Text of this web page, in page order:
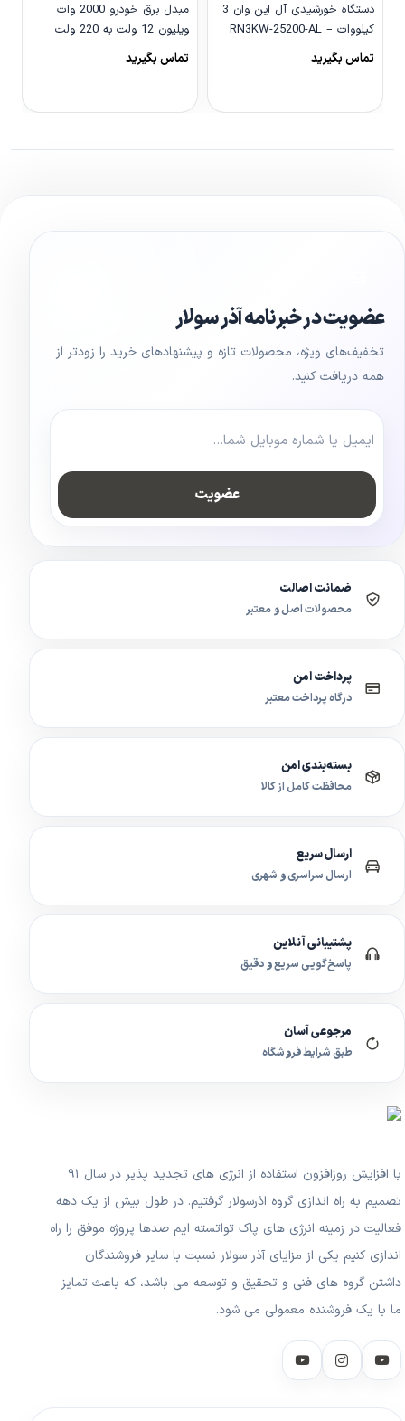
دستگاه خورشیدی آل این وان 3
کیلووات – RN3KW-25200-AL
تماس بگیرید
مبدل برق خودرو 2000 وات
ویلیون 12 ولت به 220 ولت
مدل We-2000LCD
تماس بگیرید
عضویت در خبرنامه آذر سولار
تخفیف‌های ویژه، محصولات تازه و پیشنهادهای خرید را زودتر از
همه دریافت کنید.
عضویت
ضمانت اصالت
محصولات اصل و معتبر
پرداخت امن
درگاه پرداخت معتبر
بسته‌بندی امن
محافظت کامل از کالا
ارسال سریع
ارسال سراسری و شهری
پشتیبانی آنلاین
پاسخ‌گویی سریع و دقیق
مرجوعی آسان
طبق شرایط فروشگاه
با افزایش روزافزون استفاده از انرژی های تجدید پذیر در سال ۹۱
تصمیم به راه اندازی گروه اذرسولار گرفتیم. در طول بیش از یک دهه
فعالیت در زمینه انرژی های پاک تواتسته ایم صدها پروژه موفق را راه
اندازی کنیم یکی از مزایای آذر سولار نسبت با سایر فروشندگان
داشتن گروه های فنی و تحقیق و توسعه می باشد، که باعث تمایز
ما با یک فروشنده معمولی می شود.